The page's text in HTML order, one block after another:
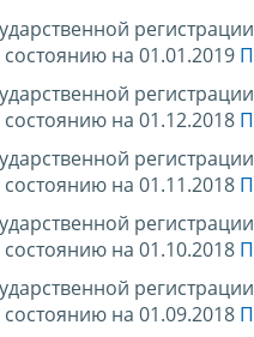
на 01.01.2019
на 01.12.2018
на 01.11.2018
на 01.10.2018
на 01.09.2018